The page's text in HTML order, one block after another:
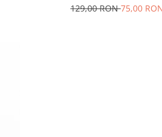
129,00 RON75,00